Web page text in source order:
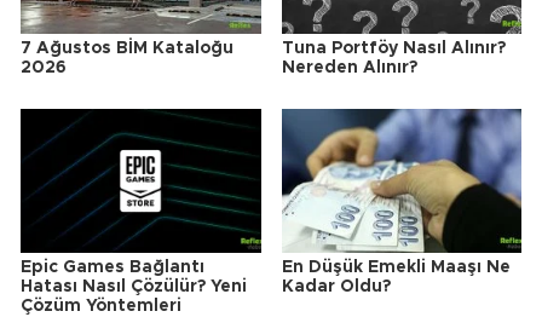
7 Ağustos BİM Kataloğu
2026
Tuna Portföy Nasıl Alınır?
Nereden Alınır?
Epic Games Bağlantı
Hatası Nasıl Çözülür? Yeni
Çözüm Yöntemleri
En Düşük Emekli Maaşı Ne
Kadar Oldu?